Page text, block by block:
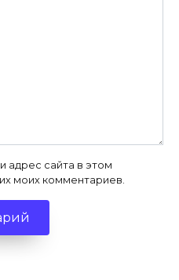
адрес сайта в этом
моих комментариев.